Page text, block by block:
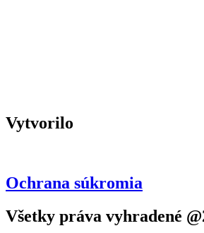
Vytvorilo
Ochrana súkromia
Všetky práva vyhradené